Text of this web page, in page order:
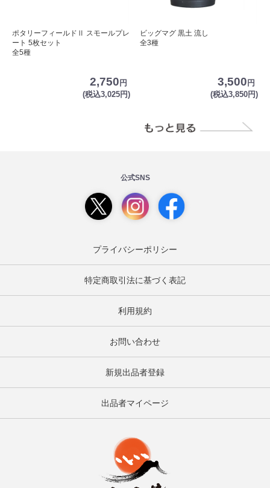
ポタリーフィールドⅡ スモールプレ
ート 5枚セット
全5種
2,750 円
(税込3,025円)
ビッグマグ 黒土 流し
全3種
3,500 円
(税込3,850円)
公式SNS
プライバシーポリシー
特定商取引法に基づく表記
利用規約
お問い合わせ
新規出品者登録
出品者マイページ